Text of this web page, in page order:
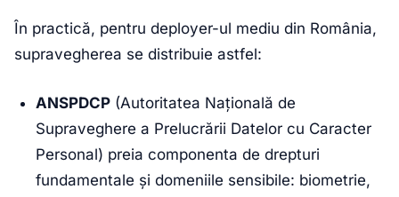
În practică, pentru deployer-ul mediu din România,
supravegherea se distribuie astfel:
ANSPDCP (Autoritatea Națională de
Supraveghere a Prelucrării Datelor cu Caracter
Personal) preia componenta de drepturi
fundamentale și domeniile sensibile: biometrie,